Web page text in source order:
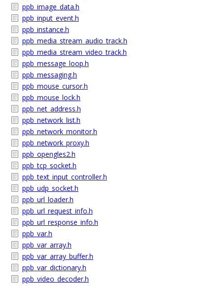
ppb_image_data.h
ppb_input_event.h
ppb_instance.h
ppb_media_stream_audio_track.h
ppb_media_stream_video_track.h
ppb_message_loop.h
ppb_messaging.h
ppb_mouse_cursor.h
ppb_mouse_lock.h
ppb_net_address.h
ppb_network_list.h
ppb_network_monitor.h
ppb_network_proxy.h
ppb_opengles2.h
ppb_tcp_socket.h
ppb_text_input_controller.h
ppb_udp_socket.h
ppb_url_loader.h
ppb_url_request_info.h
ppb_url_response_info.h
ppb_var.h
ppb_var_array.h
ppb_var_array_buffer.h
ppb_var_dictionary.h
ppb_video_decoder.h